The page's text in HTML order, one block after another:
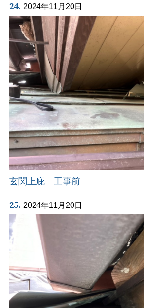
24. 2024年11月20日
玄関上庇 工事前
25. 2024年11月20日